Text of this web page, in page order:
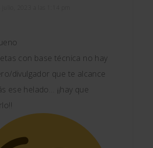
con base técnica no hay
divulgador que te alcance
ese helado… ¡¡hay que